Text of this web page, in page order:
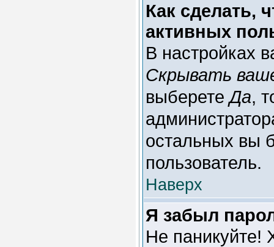
Как сделать,
активных
В настройках
Скрывать
выберетеДа,
остальных вы
пользователь.
Наверх
Я забыл
Не паникуйте!